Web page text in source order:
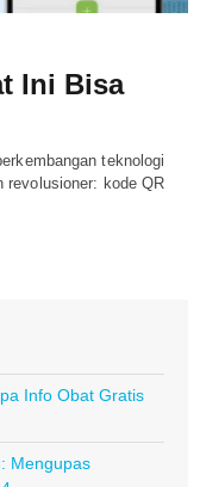
Ini Bisa
teknologi
revolusioner: kode QR
Info Obat Gratis
Mengupas